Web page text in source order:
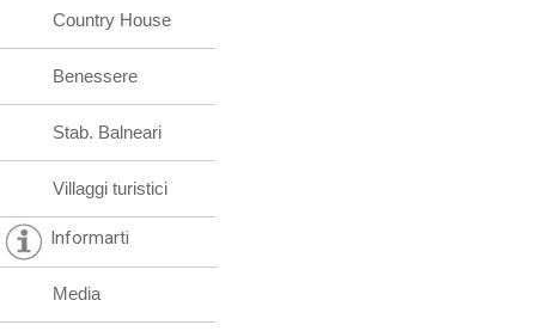
Country House
Benessere
Stab. Balneari
Villaggi turistici
Informarti
Media